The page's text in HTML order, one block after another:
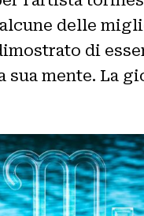
delle
di
mente. La